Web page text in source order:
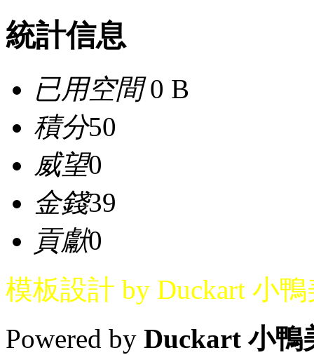
統計信息
已用空間0 B
積分50
威望0
金錢39
貢獻0
模板設計 by Duckart 小
Powered by Duckart 小鴨